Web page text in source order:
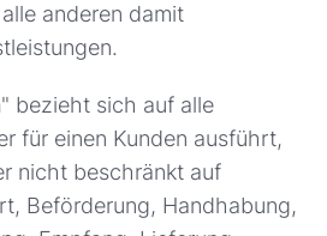
anderen damit
" bezieht sich auf alle
für einen Kunden ausführt,
nicht beschränkt auf
Beförderung, Handhabung,